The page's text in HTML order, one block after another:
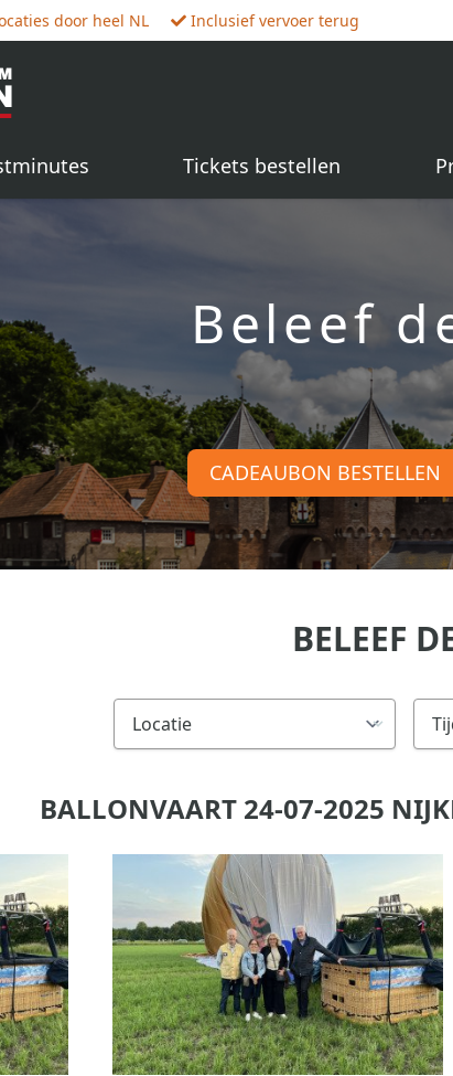
door heel NL Inclusief vervoer terug
Tickets bestellen
Beleef
CADEAUBON BESTELLEN
BELEEF
BALLONVAART 24-07-2025